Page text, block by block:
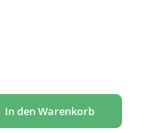
oder benutze die Schaltflächen um
In den Warenkorb